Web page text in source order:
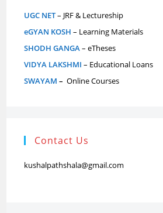
UGC NET– JRF & Lectureship
eGYAN KOSH – Learning Materials
SHODH GANGA– eTheses
VIDYA LAKSHMI – Educational Loans
SWAYAM – Online Courses
Contact Us
kushalpathshala@gmail.com